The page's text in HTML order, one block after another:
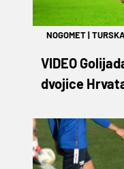
NOGOMET|TURSKA
VIDEO
dvojice